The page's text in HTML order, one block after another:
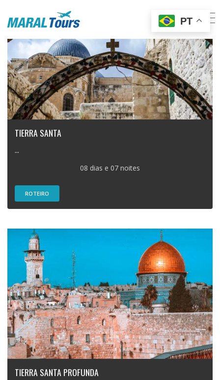
PT
TIERRA SANTA
...
08 dias e 07 noites
ROTEIRO
TIERRA SANTA PROFUNDA